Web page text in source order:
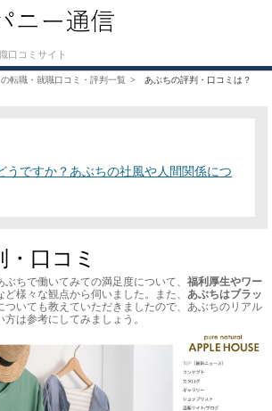
口コミサイト
転職・就職口コミ・評判一覧 あぶちの評判・口コミは？
うですか？あぶちの社風や人間関係につ
口コミ
ちで働いてみての満足度について、 福利厚生やワー
ど様々な観点から伺いました。また、 あぶちはブラッ
ついても教えていただきましたので、あぶちのリアル
は参考にしてみましょう。